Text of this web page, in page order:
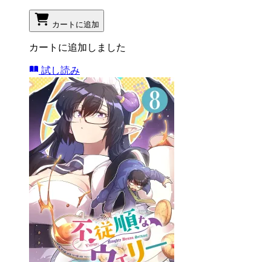
カートに追加
カートに追加しました
試し読み